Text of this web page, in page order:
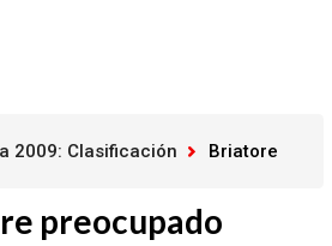
2009: Clasificación
Briatore
preocupado